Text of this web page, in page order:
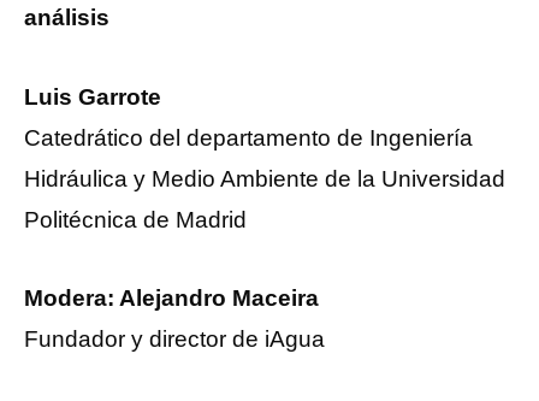
análisis
Luis Garrote
Catedrático del departamento de Ingeniería
Hidráulica y Medio Ambiente de la Universidad
Politécnica de Madrid
Modera: Alejandro Maceira
Fundador y director de iAgua